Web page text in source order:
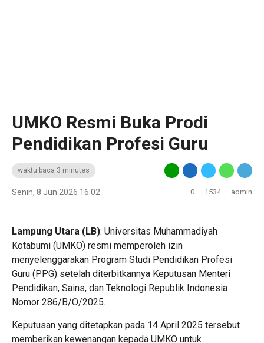
UMKO Resmi Buka Prodi
Pendidikan Profesi Guru
waktu baca 3 minutes
Senin, 8 Jun 2026 16:02 0 1534 admin
Lampung Utara (LB): Universitas Muhammadiyah
Kotabumi (UMKO) resmi memperoleh izin
menyelenggarakan Program Studi Pendidikan Profesi
Guru (PPG) setelah diterbitkannya Keputusan Menteri
Pendidikan, Sains, dan Teknologi Republik Indonesia
Nomor 286/B/O/2025.
Keputusan yang ditetapkan pada 14 April 2025 tersebut
memberikan kewenangan kepada UMKO untuk